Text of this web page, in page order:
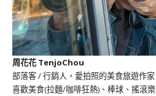
周花花 TenjoChou
部落客 / 行銷人，愛拍照的美食旅遊作家
喜歡美食(拉麵/咖啡狂熱)、棒球、搖滾樂